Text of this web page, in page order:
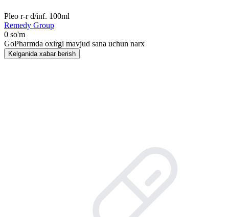
Pleo r-r d/inf. 100ml
Remedy Group
0 so'm
GoPharmda oxirgi mavjud sana uchun narx
Kelganida xabar berish